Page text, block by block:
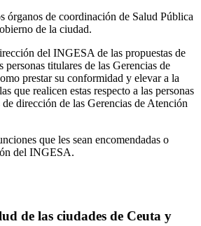
órganos de coordinación de Salud Pública
de la ciudad.
del INGESA de las propuestas de
personas titulares de las Gerencias de
prestar su conformidad y elevar a la
que realicen estas respecto a las personas
dirección de las Gerencias de Atención
que les sean encomendadas o
del INGESA.
de las ciudades de Ceuta y